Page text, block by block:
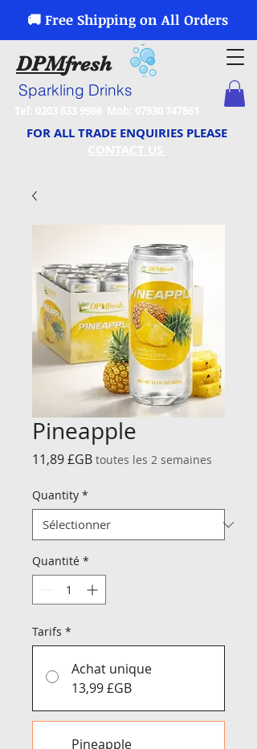
🚚 Free Shipping on All Orders
DPMfresh
Sparkling Drinks
FOR ALL TRADE ENQUIRIES PLEASE
Pineapple
11,89 £GBPrix
toutes les 2 semaines
Quantity *
Quantité *
Tarifs *
Achat unique
13,99 £GB
Pineapple